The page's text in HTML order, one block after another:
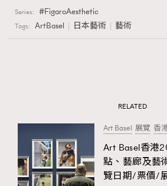
Series: FigaroAesthetic
Tags: ArtBasel 日本藝術 藝術
RELATED
Art Basel 展覽 香
Art Basel香港
點、藝廊及藝
覽日期/票價/